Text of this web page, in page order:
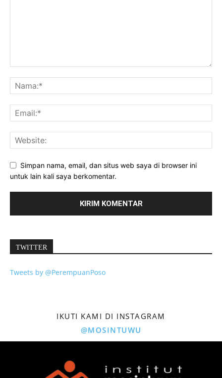
Simpan nama, email, dan situs web saya di browser ini
untuk lain kali saya berkomentar.
TWITTER
Tweets by @PerempuanPoso
IKUTI KAMI DI INSTAGRAM
@MOSINTUWU